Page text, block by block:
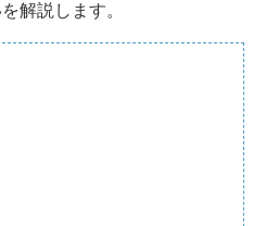
解説します。